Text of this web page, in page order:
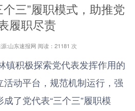
三”履职模式，助推党
履职尽责
:山东速报网 阅读： 21181 次
镇积极探索党代表发挥作用的
动平台，规范机制运行，强
了党代表“三个三”履职模